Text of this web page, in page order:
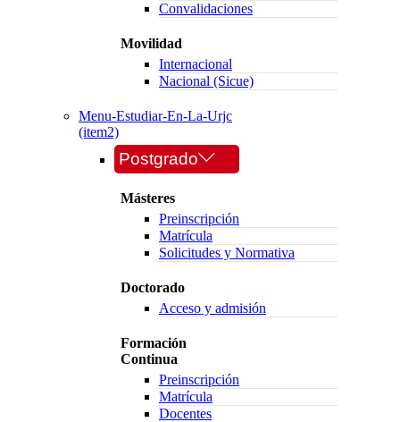
Convalidaciones
Movilidad
Internacional
Nacional (Sicue)
Menu-Estudiar-En-La-Urjc
(item2)
Postgrado
Másteres
Preinscripción
Matrícula
Solicitudes y Normativa
Doctorado
Acceso y admisión
Formación
Continua
Preinscripción
Matrícula
Docentes